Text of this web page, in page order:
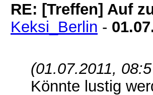
RE: [Treffen] Auf
Keksi_Berlin -
(01.07.2011,
Könnte lustig